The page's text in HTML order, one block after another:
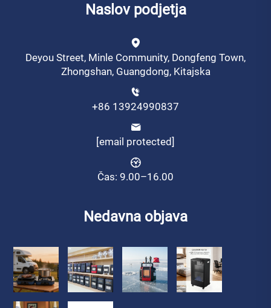
Naslov podjetja
Deyou Street, Minle Community, Dongfeng Town,
Zhongshan, Guangdong, Kitajska
+86 13924990837
[email protected]
Čas: 9.00–16.00
Nedavna objava